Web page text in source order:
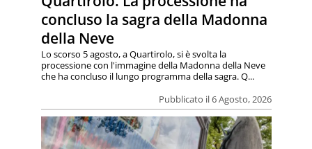
concluso la sagra della Madonna
della Neve
Pubblicato il 6 Agosto, 2026
Lo scorso 5 agosto, a Quartirolo, si è svolta la
processione con l'immagine della Madonna della Neve
che ha concluso il lungo programma della sagra. Q...